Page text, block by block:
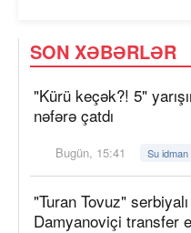
SON XƏBƏRLƏR
"Kürü keçək?! 5"
nəfərə çatdı
Bugün, 15:41 Su
"Turan Tovuz"
Damyanoviçi transfer